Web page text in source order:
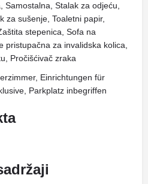
Stalak za odjeću,
za sušenje, Toaletni papir,
stepenica, Sofa na
pristupačna za invalidska kolica,
Pročišćivač zraka
Einrichtungen für
Parkplatz inbegriffen